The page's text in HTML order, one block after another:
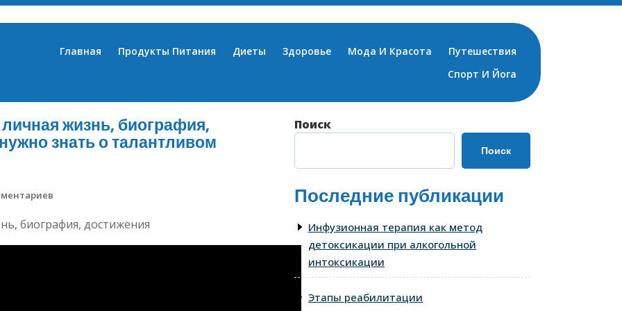
Главная Продукты Питания Диеты Здоровье Мода И Красота
Путешествия
Спорт И Йога
жизнь, биография,
знать о талантливом
Поиск
Поиск
Последние публикации
Инфузионная терапия как метод
детоксикации при алкогольной
интоксикации
Этапы реабилитации